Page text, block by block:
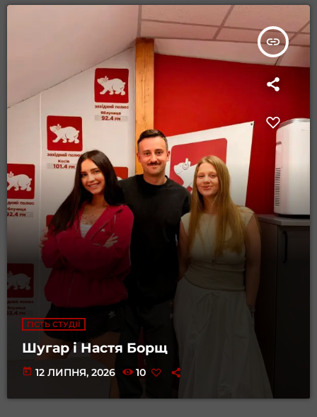
insert_link
ГІСТЬ СТУДІЇ
Шугар і Настя Борщ
today 12 ЛИПНЯ, 2026 10